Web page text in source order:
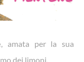
, amata per la sua
dei limoni.